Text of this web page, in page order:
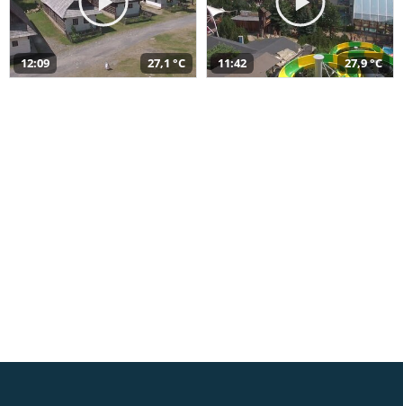
12:09 27,1 °C 11:42 27,9 °C